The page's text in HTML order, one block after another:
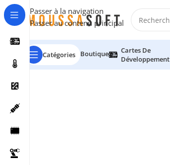
Passer à la navigation
Passer au contenu principal
Catégories Boutique
Cartes De
Développement